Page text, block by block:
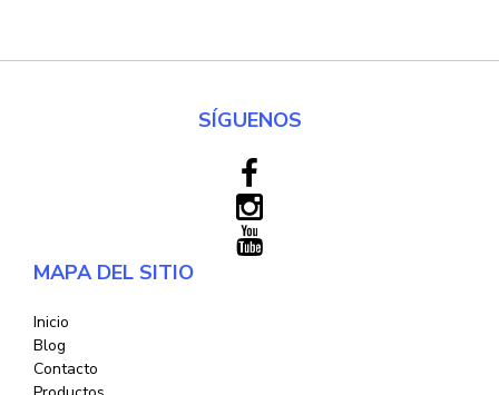
SÍGUENOS
MAPA DEL SITIO
Inicio
Blog
Contacto